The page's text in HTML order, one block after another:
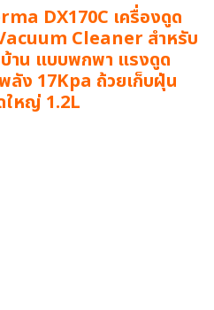
DX170C เครื่องดูด
Cleaner สำหรับ
บ้าน แบบพกพา แรงดูด
ลัง 17Kpa ถ้วยเก็บฝุ่น
ใหญ่ 1.2L